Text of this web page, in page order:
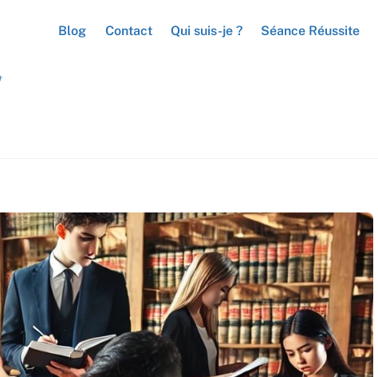
Blog Contact Qui suis-je ? Séance Réussite